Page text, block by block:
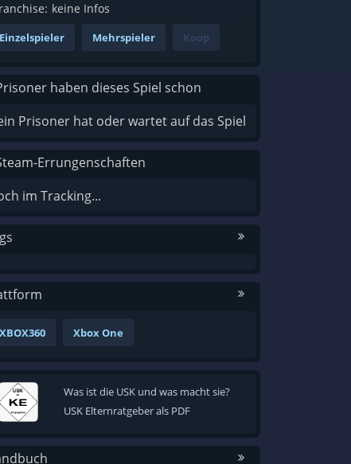
keine Infos
Einzelspieler Mehrspieler Koop
haben dieses Spiel schon
Prisoner hat oder wartet auf das Spiel
Errungenschaften
im Tracking...
XBOX360 Xbox One
Was ist die USK und was macht sie?
USK Elternratgeber als PDF